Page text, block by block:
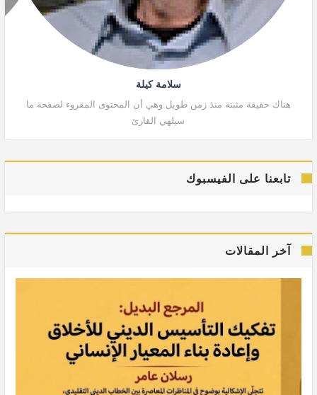
سلامة كيلة
هناك حقيقة مثبتة منذ زمن طويل وهي أن المحتوى المقروء لصفحة ما
سيلهي القارئ
تابعنا على الفيسبوك
آخر المقالات